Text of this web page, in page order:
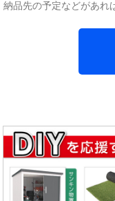
容
納品先の予定などがあれ